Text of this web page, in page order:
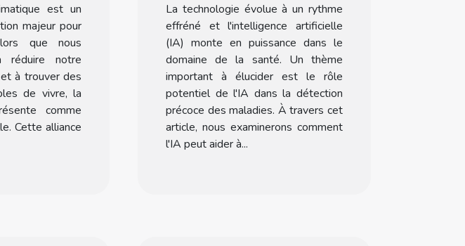
est un
majeur pour
que nous
réduire notre
à trouver des
de vivre, la
comme
Cette alliance
détection précoce des
maladies
La technologie évolue à un rythme
effréné et l'intelligence artificielle
(IA) monte en puissance dans le
domaine de la santé. Un thème
important à élucider est le rôle
potentiel de l'IA dans la détection
précoce des maladies. À travers cet
article, nous examinerons comment
l'IA peut aider à...